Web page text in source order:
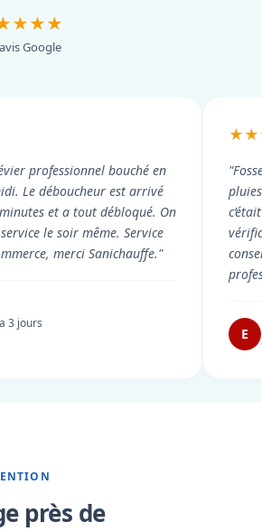
Google
professionnel bouché en
Le déboucheur est arrivé
et a tout débloqué. On
le soir même. Service
merci Sanichauffe."
3 jours
E
près de